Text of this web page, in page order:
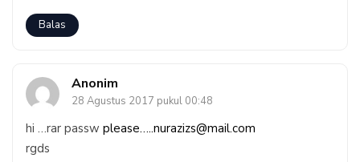
Balas
Anonim
28 Agustus 2017 pukul 00:48
hi …rar passw please…..nurazizs@mail.com
rgds